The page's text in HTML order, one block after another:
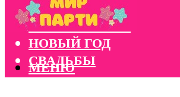
КОНКУРСЫ
КОРПОРАТИВЫ
НОВЫЙ ГОД
СВАДЬБЫ
МЕНЮ